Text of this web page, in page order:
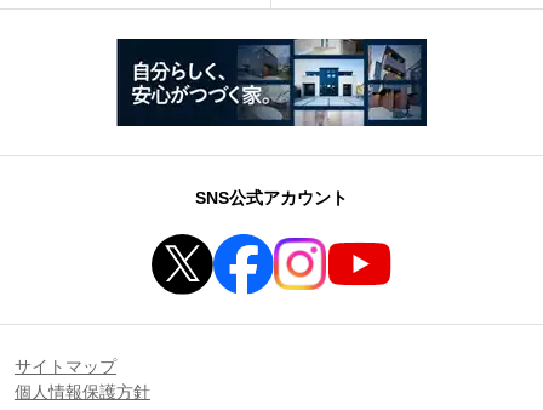
SNS公式アカウント
サイトマップ
個人情報保護方針